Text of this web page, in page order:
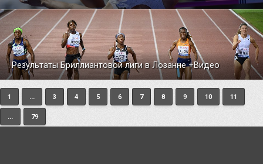
Результаты Бриллиантовой лиги в Лозанне +Видео
1 ... 3 4 5 6 7 8 9 10 11
... 79